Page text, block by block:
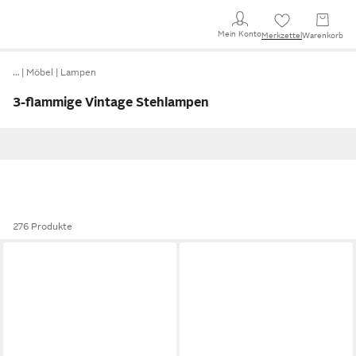
Mein KontoMerkzettel Warenkorb
… Möbel Lampen
3-flammige Vintage Stehlampen
276 Produkte